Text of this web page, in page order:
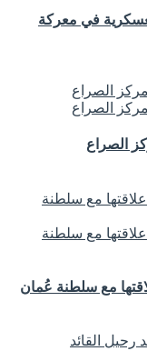
في معركة
الصراع
مع سلطنة عُمان